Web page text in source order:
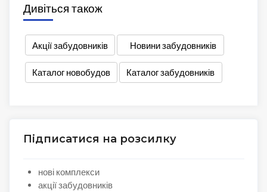
Дивіться також
Акції забудовників Новини забудовників
Каталог новобудов Каталог забудовників
Підписатися на розсилку
нові комплекси
акції забудовників